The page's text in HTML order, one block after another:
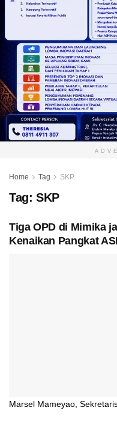
Home Tag SKP
Tag: SKP
Tiga OPD di Mimika
Kenaikan Pangkat
Marsel Mameyao,